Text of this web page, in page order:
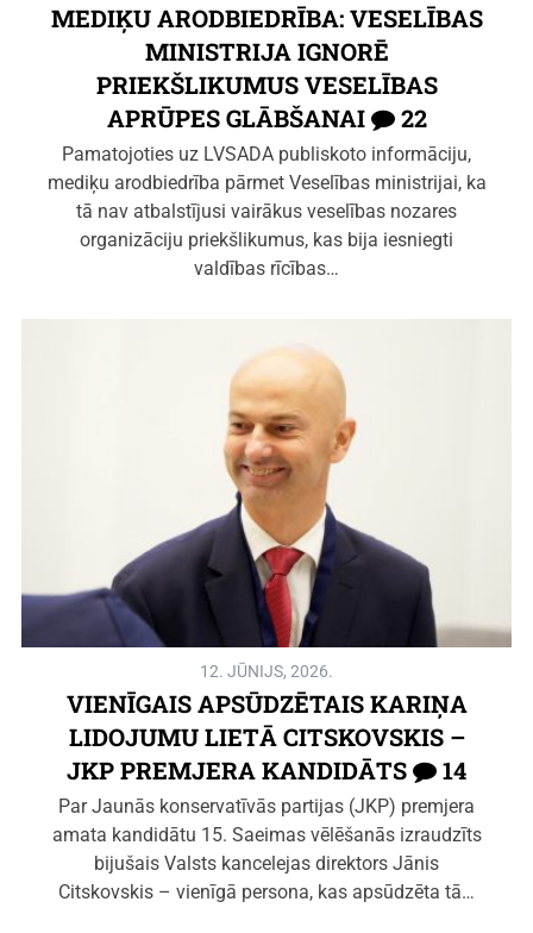
MEDIĶU ARODBIEDRĪBA: VESELĪBAS
MINISTRIJA IGNORĒ
PRIEKŠLIKUMUS VESELĪBAS
APRŪPES GLĀBŠANAI
22
Pamatojoties uz LVSADA publiskoto informāciju,
mediķu arodbiedrība pārmet Veselības ministrijai, ka
tā nav atbalstījusi vairākus veselības nozares
organizāciju priekšlikumus, kas bija iesniegti
valdības rīcības…
12. JŪNIJS, 2026.
VIENĪGAIS APSŪDZĒTAIS KARIŅA
LIDOJUMU LIETĀ CITSKOVSKIS –
JKP PREMJERA KANDIDĀTS
14
Par Jaunās konservatīvās partijas (JKP) premjera
amata kandidātu 15. Saeimas vēlēšanās izraudzīts
bijušais Valsts kancelejas direktors Jānis
Citskovskis – vienīgā persona, kas apsūdzēta tā…